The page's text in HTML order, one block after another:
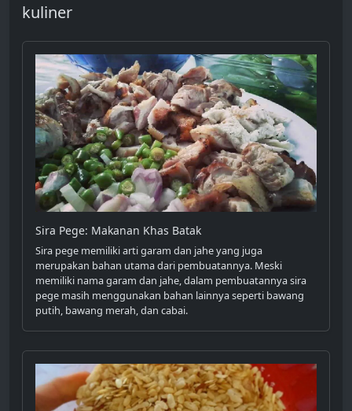
kuliner
Sira Pege: Makanan Khas Batak
Sira pege memiliki arti garam dan jahe yang juga
merupakan bahan utama dari pembuatannya. Meski
memiliki nama garam dan jahe, dalam pembuatannya sira
pege masih menggunakan bahan lainnya seperti bawang
putih, bawang merah, dan cabai.